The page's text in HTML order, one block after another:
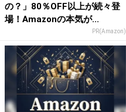
の？」80％OFF以上が続々登
場！Amazonの本気が...
PR(Amazon)